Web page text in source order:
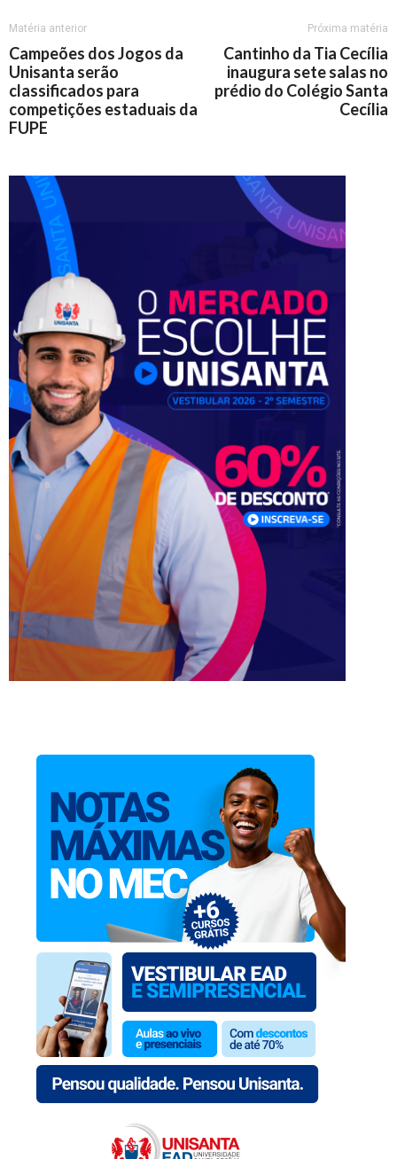
Matéria anterior
Campeões dos Jogos da
Unisanta serão
classificados para
competições estaduais da
FUPE
Próxima matéria
Cantinho da Tia Cecília
inaugura sete salas no
prédio do Colégio Santa
Cecília